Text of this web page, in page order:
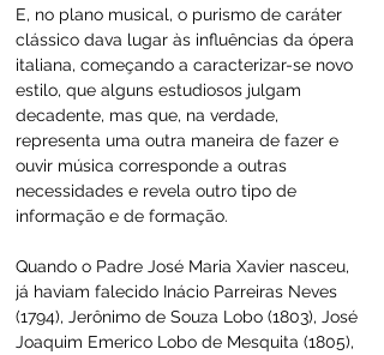
E, no plano musical, o purismo de caráter
clássico dava lugar às influências da ópera
italiana, começando a caracterizar-se novo
estilo, que alguns estudiosos julgam
decadente, mas que, na verdade,
representa uma outra maneira de fazer e
ouvir música corresponde a outras
necessidades e revela outro tipo de
informação e de formação.
Quando o Padre José Maria Xavier nasceu,
já haviam falecido Inácio Parreiras Neves
(1794), Jerônimo de Souza Lobo (1803), José
Joaquim Emerico Lobo de Mesquita (1805),